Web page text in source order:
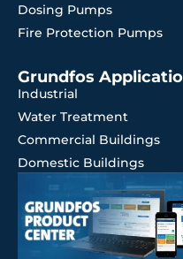
Dosing Pumps
Fire Protection Pumps
Grundfos
Industrial
Water Treatment
Commercial Buildings
Domestic Buildings